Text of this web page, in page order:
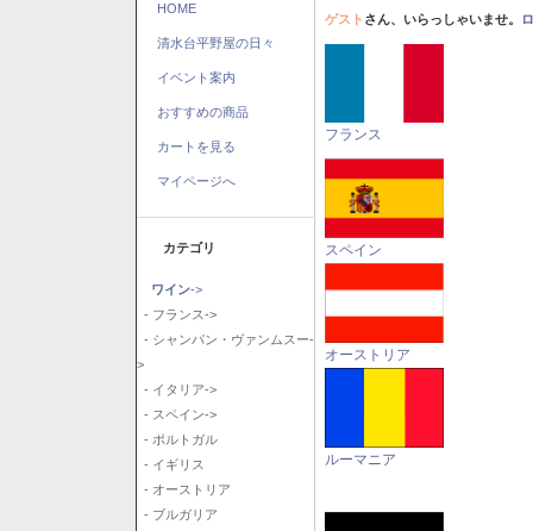
HOME
清水台平野屋の日々
イベント案内
おすすめの商品
カートを見る
マイページへ
カテゴリ
ワイン->
- フランス->
- シャンパン・ヴァンムスー-
>
- イタリア->
- スペイン->
- ポルトガル
- イギリス
- オーストリア
- ブルガリア
ゲスト さん、いらっしゃいませ。
フランス
スペイン
オーストリア
ルーマニア